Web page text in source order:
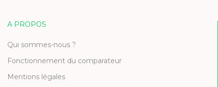
A PROPOS
Qui sommes-nous ?
Fonctionnement du comparateur
Mentions légales